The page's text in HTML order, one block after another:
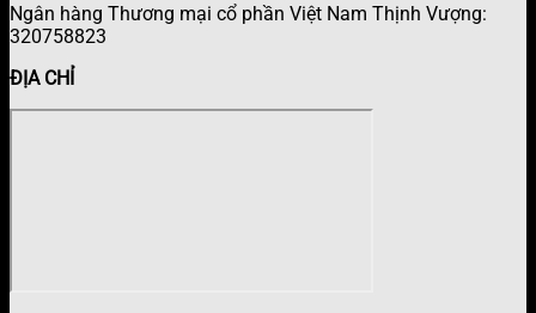
Ngân hàng Thương mại cổ phần Việt Nam Thịnh Vượng:
320758823
ĐỊA CHỈ